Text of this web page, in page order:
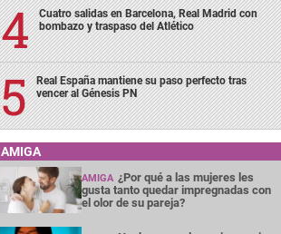
Cuatro salidas en Barcelona, Real Madrid con
bombazo y traspaso del Atlético
Real España mantiene su paso perfecto tras
vencer al Génesis PN
AMIGA
AMIGA ¿Por qué a las mujeres les
gusta tanto quedar impregnadas con
el olor de su pareja?